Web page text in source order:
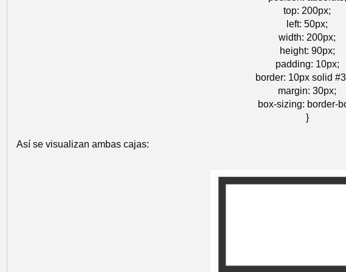
top: 200px;
left: 50px;
width: 200px;
height: 90px;
padding: 10px;
border: 10px solid
margin: 30px;
box-sizing: border-
}
Así se visualizan ambas cajas: